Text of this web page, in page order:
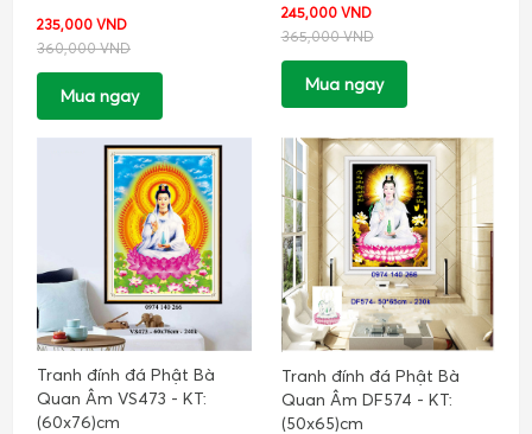
235,000 VND
360,000 VND
Mua ngay
245,000 VND
365,000 VND
Mua ngay
Tranh đính đá Phật Bà
Quan Âm VS473 - KT:
(60x76)cm
Tranh đính đá Phật Bà
Quan Âm DF574 - KT:
(50x65)cm